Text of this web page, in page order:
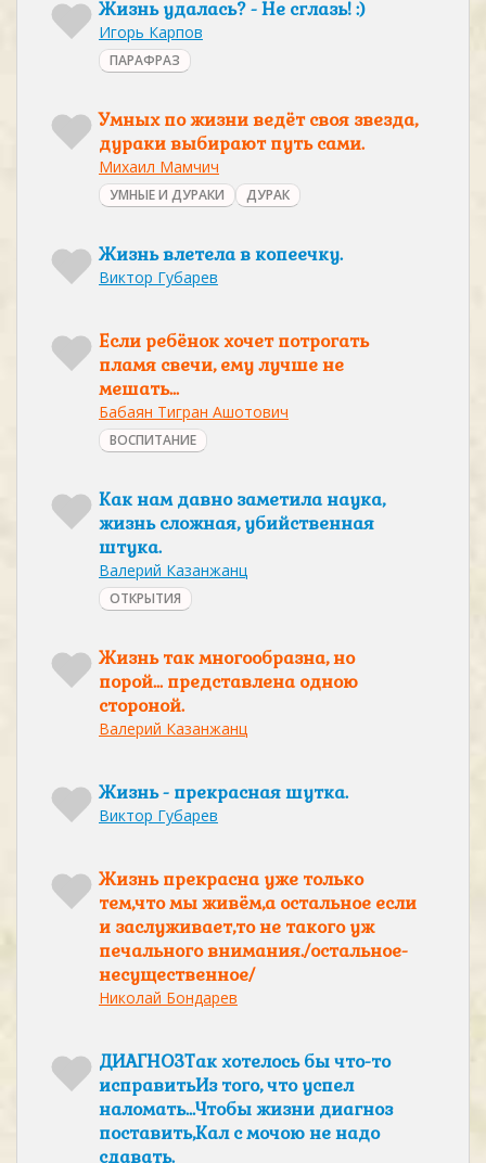
Жизнь удалась? - Не сглазь! :)
Игорь Карпов
ПАРАФРАЗ
Умных по жизни ведёт своя звезда,
дураки выбирают путь сами.
Михаил Мамчич
УМНЫЕ И ДУРАКИ ДУРАК
Жизнь влетела в копеечку.
Виктор Губарев
Если ребёнок хочет потрогать
пламя свечи, ему лучше не
мешать...
Бабаян Тигран Ашотович
ВОСПИТАНИЕ
Как нам давно заметила наука,
жизнь сложная, убийственная
штука.
Валерий Казанжанц
ОТКРЫТИЯ
Жизнь так многообразна, но
порой... представлена одною
стороной.
Валерий Казанжанц
Жизнь - прекрасная шутка.
Виктор Губарев
Жизнь прекрасна уже только
тем,что мы живём,а остальное если
и заслуживает,то не такого уж
печального внимания./остальное-
несущественное/
Николай Бондарев
ДИАГНОЗТак хотелось бы что-то
исправитьИз того, что успел
наломать…Чтобы жизни диагноз
поставить,Кал с мочою не надо
сдавать.